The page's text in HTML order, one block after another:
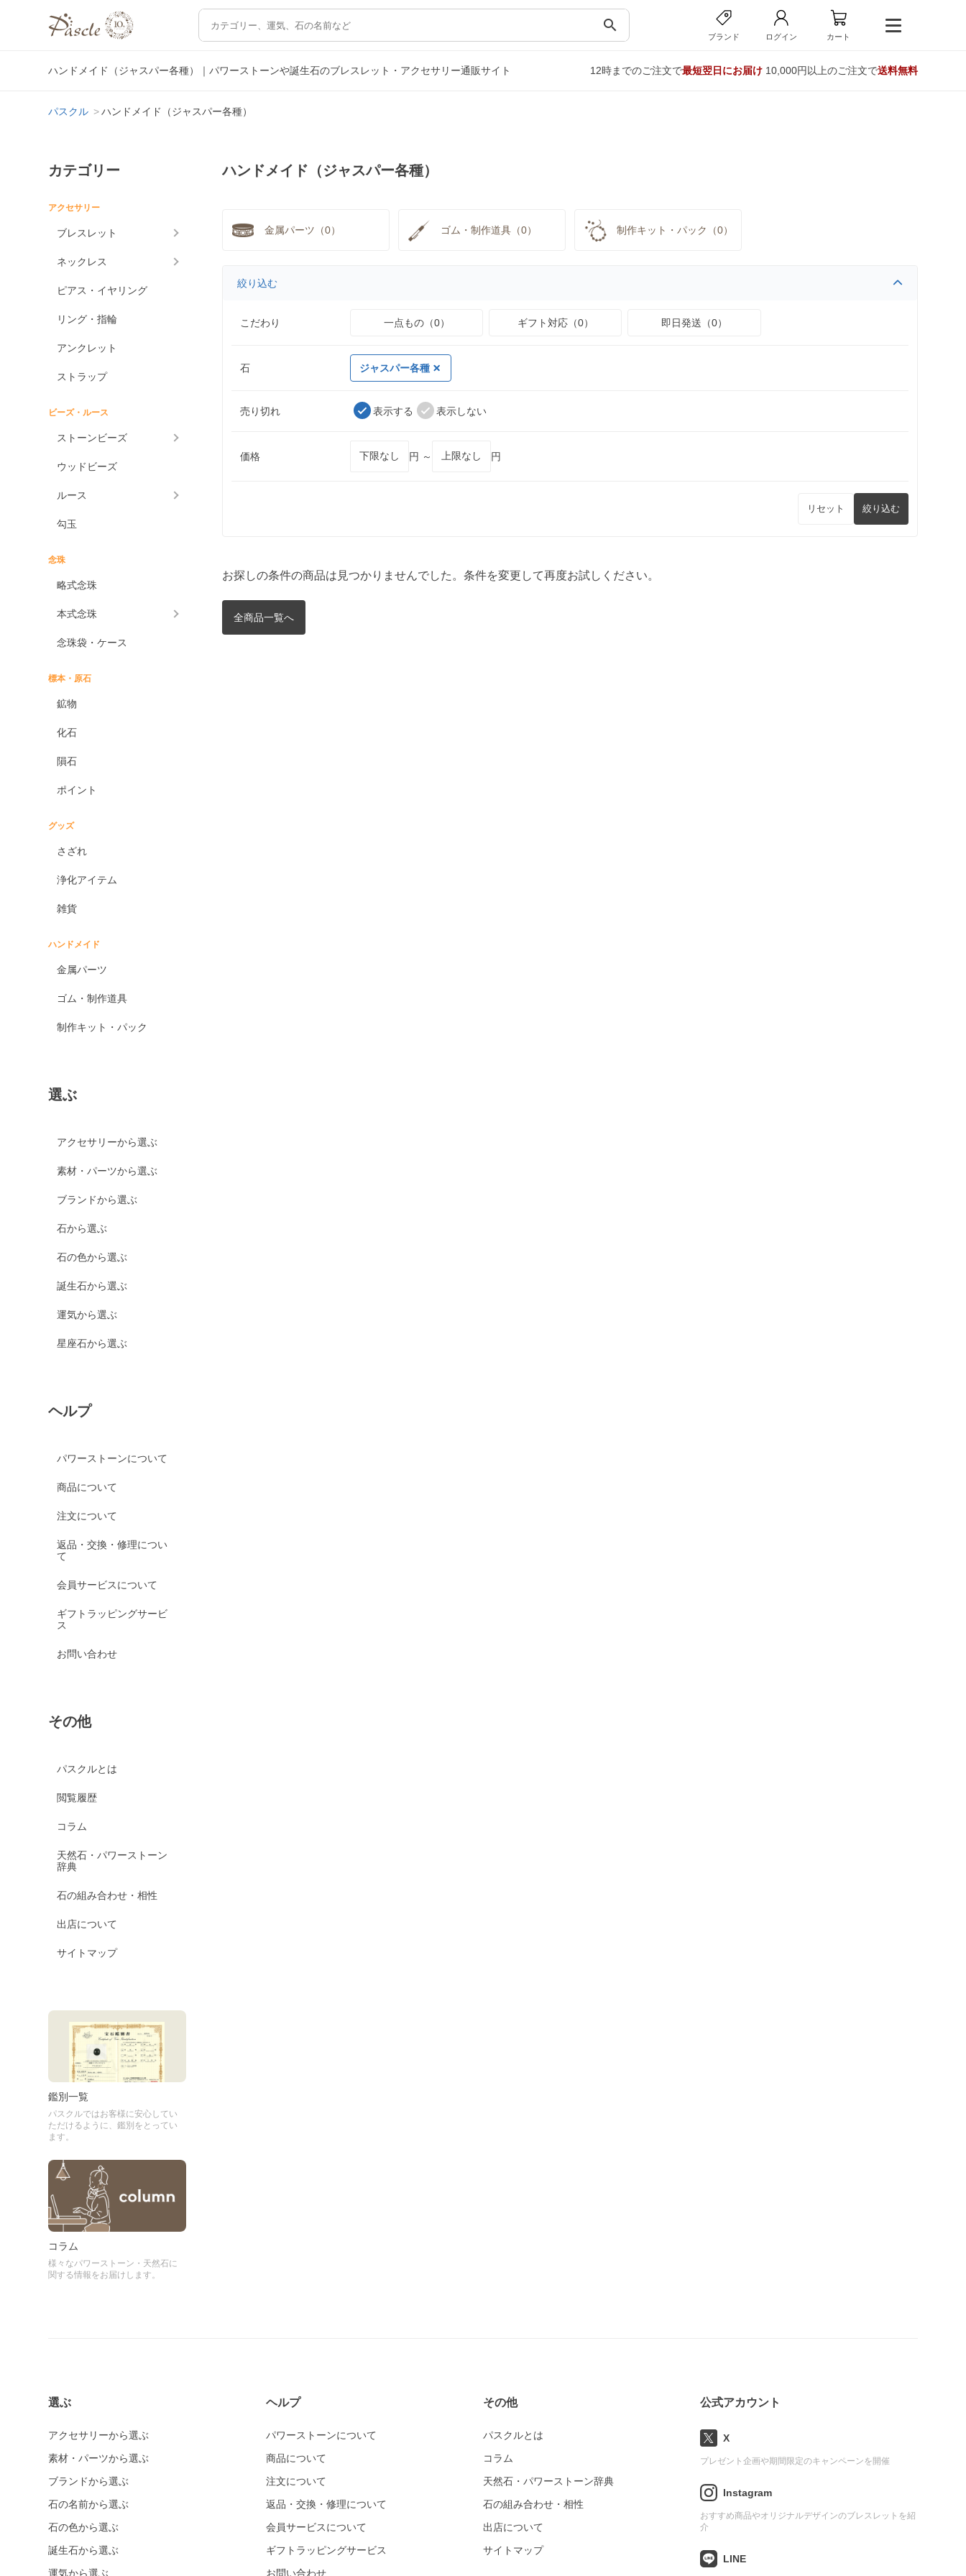
search
ブランド ログイン カート
ハンドメイド（ジャスパー各種）｜パワーストーンや誕生石のブレスレット・アクセサリー通販サイト 12時までのご注文で最短翌日にお届け10,000円以上のご注文で送料無料
パスクル ハンドメイド（ジャスパー各種）
カテゴリー
アクセサリー
ブレスレット
ネックレス
ピアス・イヤリング
リング・指輪
アンクレット
ストラップ
ビーズ・ルース
ストーンビーズ
ウッドビーズ
ルース
勾玉
念珠
略式念珠
本式念珠
念珠袋・ケース
標本・原石
鉱物
化石
隕石
ポイント
グッズ
さざれ
浄化アイテム
雑貨
ハンドメイド
金属パーツ
ゴム・制作道具
制作キット・パック
選ぶ
アクセサリーから選ぶ
素材・パーツから選ぶ
ブランドから選ぶ
石から選ぶ
石の色から選ぶ
誕生石から選ぶ
運気から選ぶ
星座石から選ぶ
ヘルプ
パワーストーンについて
商品について
注文について
返品・交換・修理につい
て
会員サービスについて
ギフトラッピングサービ
ス
お問い合わせ
その他
パスクルとは
閲覧履歴
コラム
天然石・パワーストーン
辞典
石の組み合わせ・相性
出店について
サイトマップ
鑑別一覧
パスクルではお客様に安心してい
ただけるように、鑑別をとってい
ます。
コラム
様々なパワーストーン・天然石に
関する情報をお届けします。
ハンドメイド（ジャスパー各種）
金属パーツ（0） ゴム・制作道具（0） 制作キット・パック（0）
絞り込む
こだわり 一点もの（0） ギフト対応（0） 即日発送（0）
石 ジャスパー各種
売り切れ 表示する 表示しない
価格 円 ～ 円
リセット 絞り込む
お探しの条件の商品は見つかりませんでした。条件を変更して再度お試しください。
全商品一覧へ
選ぶ
アクセサリーから選ぶ
素材・パーツから選ぶ
ブランドから選ぶ
石の名前から選ぶ
石の色から選ぶ
誕生石から選ぶ
運気から選ぶ
ヘルプ
パワーストーンについて
商品について
注文について
返品・交換・修理について
会員サービスについて
ギフトラッピングサービス
お問い合わせ
その他
パスクルとは
コラム
天然石・パワーストーン辞典
石の組み合わせ・相性
出店について
サイトマップ
公式アカウント
X
プレゼント企画や期間限定のキャンペーンを開催
Instagram
おすすめ商品やオリジナルデザインのブレスレットを紹
介
LINE